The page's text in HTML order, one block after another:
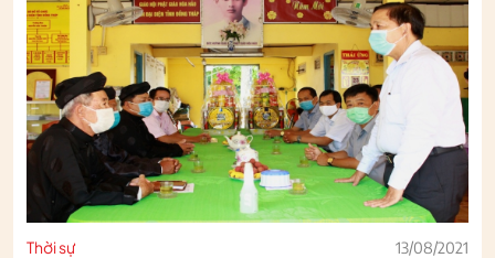
Thời sự 13/08/2021